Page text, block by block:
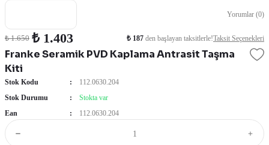
Yorumlar (0)
Franke Seramik PVD Kaplama Antrasit Taşma
Kiti
₺ 1.650 ₺ 1.403 ₺ 187 den başlayan taksitlerle!Taksit Seçenekleri
Stok Kodu
112.0630.204
Stok Durumu
Stokta var
Ean
112.0630.204